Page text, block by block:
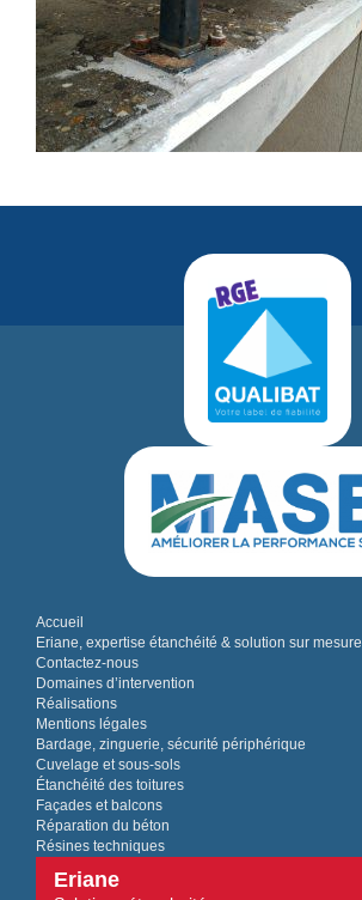
Accueil
Eriane, expertise étanchéité & solution sur mesure
Contactez-nous
Domaines d’intervention
Réalisations
Mentions légales
Bardage, zinguerie, sécurité périphérique
Cuvelage et sous-sols
Étanchéité des toitures
Façades et balcons
Réparation du béton
Résines techniques
Eriane